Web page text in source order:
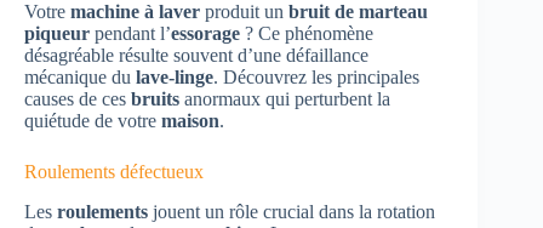
Votre machine à laver produit un bruit de marteau
piqueur pendant l’essorage ? Ce phénomène
désagréable résulte souvent d’une défaillance
mécanique du lave-linge. Découvrez les principales
causes de ces bruits anormaux qui perturbent la
quiétude de votre maison.
Roulements défectueux
Les roulements jouent un rôle crucial dans la rotation